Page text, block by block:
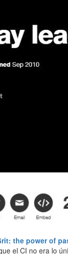
the power of
el CI no era lo